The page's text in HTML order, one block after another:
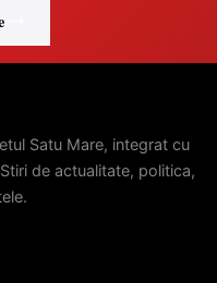
Satu Mare, integrat cu
de actualitate, politica,